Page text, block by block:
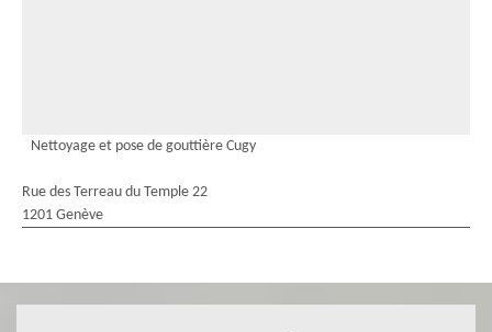
Nettoyage et pose de gouttière Cugy
Rue des Terreau du Temple 22
1201 Genève